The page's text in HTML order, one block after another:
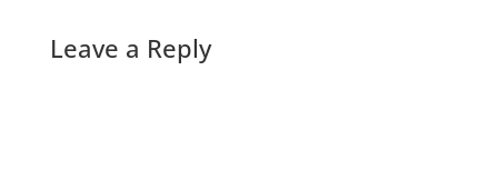
Leave a Reply